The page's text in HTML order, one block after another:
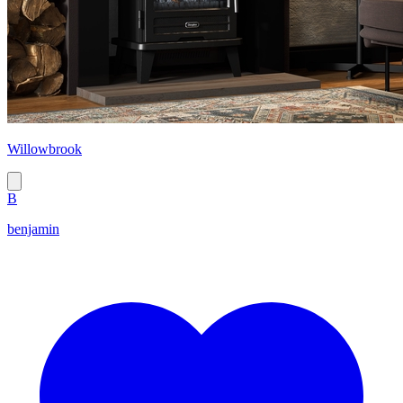
Willowbrook
B
benjamin